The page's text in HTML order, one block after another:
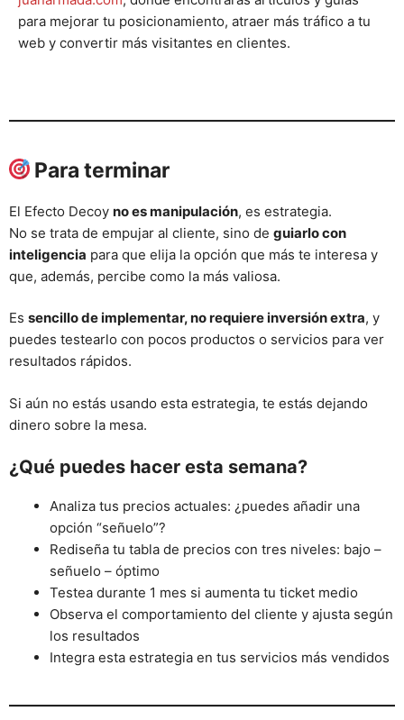
para mejorar tu posicionamiento, atraer más tráfico a tu
web y convertir más visitantes en clientes.
Para terminar
El Efecto Decoy no es manipulación, es estrategia.
No se trata de empujar al cliente, sino de guiarlo con
inteligencia para que elija la opción que más te interesa y
que, además, percibe como la más valiosa.
Es sencillo de implementar, no requiere inversión extra, y
puedes testearlo con pocos productos o servicios para ver
resultados rápidos.
Si aún no estás usando esta estrategia, te estás dejando
dinero sobre la mesa.
¿Qué puedes hacer esta semana?
Analiza tus precios actuales: ¿puedes añadir una
opción “señuelo”?
Rediseña tu tabla de precios con tres niveles: bajo –
señuelo – óptimo
Testea durante 1 mes si aumenta tu ticket medio
Observa el comportamiento del cliente y ajusta según
los resultados
Integra esta estrategia en tus servicios más vendidos